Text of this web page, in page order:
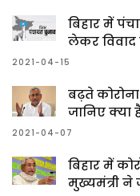
बिहार में
लेकर
2021-04-15
बढ़ते
जानिए क्या
2021-04-07
बिहार में
मुख्यमंत्री ने